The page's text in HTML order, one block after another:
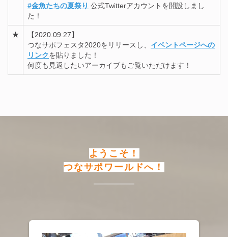
#金魚たちの夏祭り 公式Twitterアカウントを開設しまし
た！
★
【2020.09.27】
つなサポフェスタ2020をリリースし、 イベントページへの
リンクを貼りました！
何度も見返したいアーカイブもご覧いただけます！
ようこそ！
つなサポワールドへ！